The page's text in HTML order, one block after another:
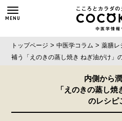
MENU
トップページ >中医学コラム >薬膳レ
補う
「えのきの蒸し焼き ねぎ油がけ」
内側から
「えのきの蒸し焼
のレシピ